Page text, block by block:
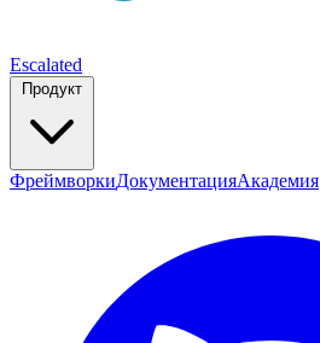
Escalated
ФреймворкиДокументацияАкадемия